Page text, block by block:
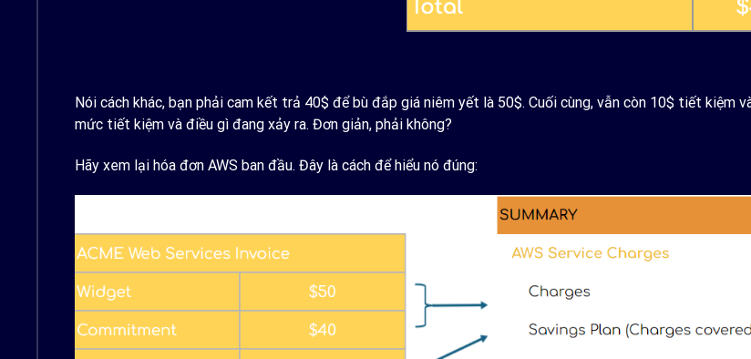
Nói cách khác, bạn phải cam kết trả 40$ để bù đắp giá niêm yết là 50$. Cuối cùng, vẫn còn 10$ tiết kiệm
mức tiết kiệm và điều gì đang xảy ra. Đơn giản, phải không?
Hãy xem lại hóa đơn AWS ban đầu. Đây là cách để hiểu nó đúng: